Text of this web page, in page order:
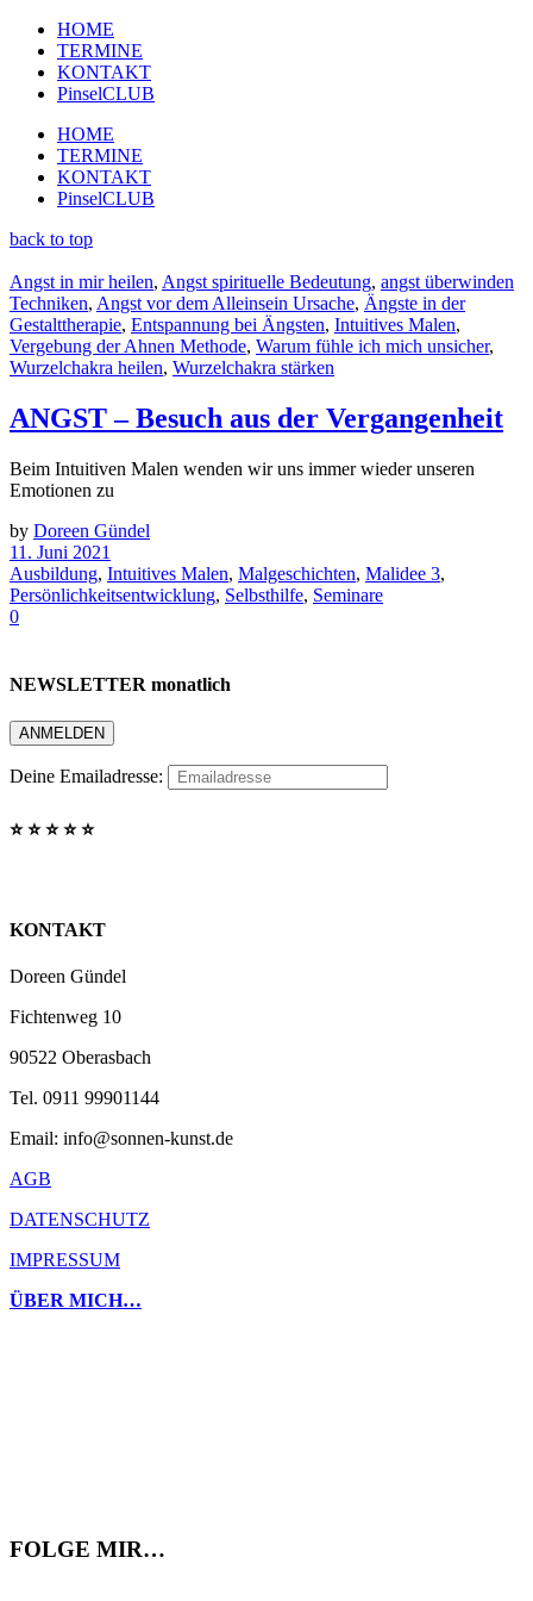
HOME
TERMINE
KONTAKT
PinselCLUB
HOME
TERMINE
KONTAKT
PinselCLUB
back to top
Angst in mir heilen, Angst spirituelle Bedeutung, angst überwinden
Techniken, Angst vor dem Alleinsein Ursache, Ängste in der
Gestalttherapie, Entspannung bei Ängsten, Intuitives Malen,
Vergebung der Ahnen Methode, Warum fühle ich mich unsicher,
Wurzelchakra heilen, Wurzelchakra stärken
ANGST – Besuch aus der Vergangenheit
Beim Intuitiven Malen wenden wir uns immer wieder unseren
Emotionen zu
by Doreen Gündel
11. Juni 2021
Ausbildung, Intuitives Malen, Malgeschichten, Malidee 3,
Persönlichkeitsentwicklung, Selbsthilfe, Seminare
0
NEWSLETTER monatlich
Deine Emailadresse:
⭐️ ⭐️ ⭐️ ⭐️ ⭐️
KONTAKT
Doreen Gündel
Fichtenweg 10
90522 Oberasbach
Tel. 0911 99901144
Email: info@sonnen-kunst.de
AGB
DATENSCHUTZ
IMPRESSUM
ÜBER MICH…
FOLGE MIR…